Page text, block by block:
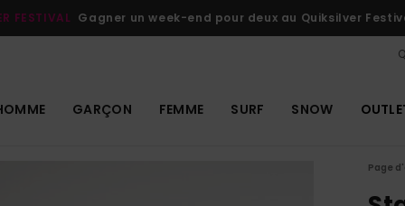
FESTIVAL Gagner un week-end pour deux au Quiksilver
GARÇON FEMME SURF SNOW
Page